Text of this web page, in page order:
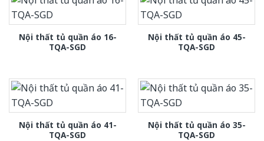
Nội thất tủ quần áo 16-
TQA-SGD
Nội thất tủ quần áo 45-
TQA-SGD
Nội thất tủ quần áo 41-
TQA-SGD
Nội thất tủ quần áo 35-
TQA-SGD